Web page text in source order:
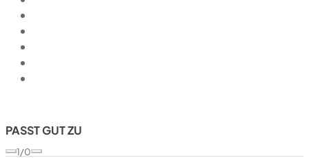
PASST GUT ZU
1/0